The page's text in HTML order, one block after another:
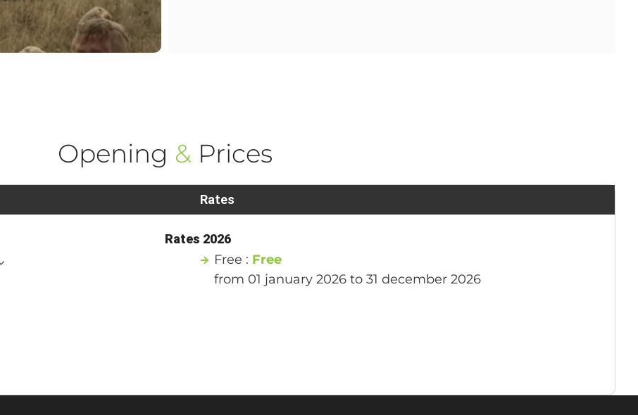
Opening & Prices
Rates
Rates 2026
Free : Free
from 01 january 2026 to 31 december 2026